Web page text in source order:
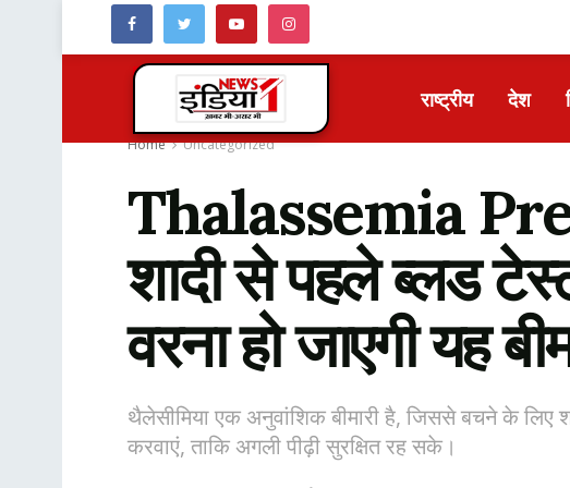
राष्ट्रीय देश
Home Uncategorized
Thalassemia
शादी से पहले ब्लड
वरना हो जाएगी यह
थैलेसीमिया एक अनुवांशिक बीमारी है, जिससे बचने के
करवाएं, ताकि अगली पीढ़ी सुरक्षित रह सके।